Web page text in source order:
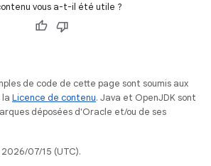
vous a-t-il été utile ?
de code de cette page sont soumis aux
Licence de contenu. Java et OpenJDK sont
déposées d'Oracle et/ou de ses
07/15 (UTC).